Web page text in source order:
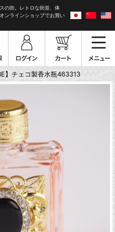
の街。レトロな街並、体
ンラインショップでお買い
】チェコ製香水瓶463313